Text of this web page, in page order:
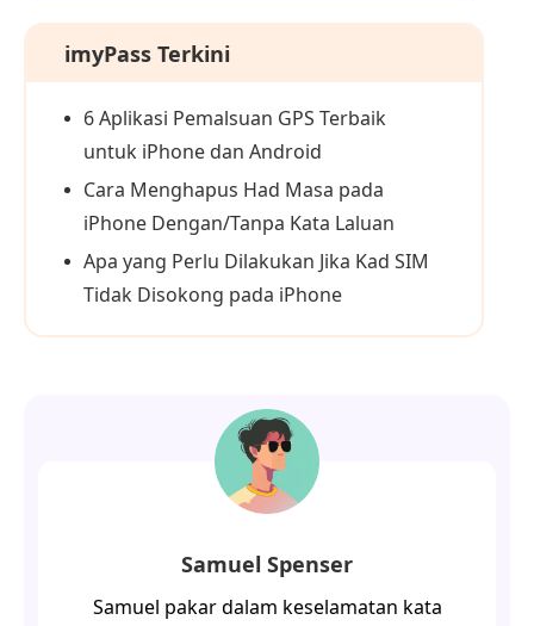
imyPass Terkini
6 Aplikasi Pemalsuan GPS Terbaik
untuk iPhone dan Android
Cara Menghapus Had Masa pada
iPhone Dengan/Tanpa Kata Laluan
Apa yang Perlu Dilakukan Jika Kad SIM
Tidak Disokong pada iPhone
Samuel Spenser
Samuel pakar dalam keselamatan kata